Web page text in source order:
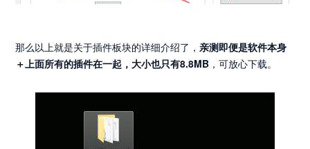
那么以上就是关于插件板块的详细介绍了，亲测即便是软件本身
＋上面所有的插件在一起，大小也只有8.8MB ，可放心下载。